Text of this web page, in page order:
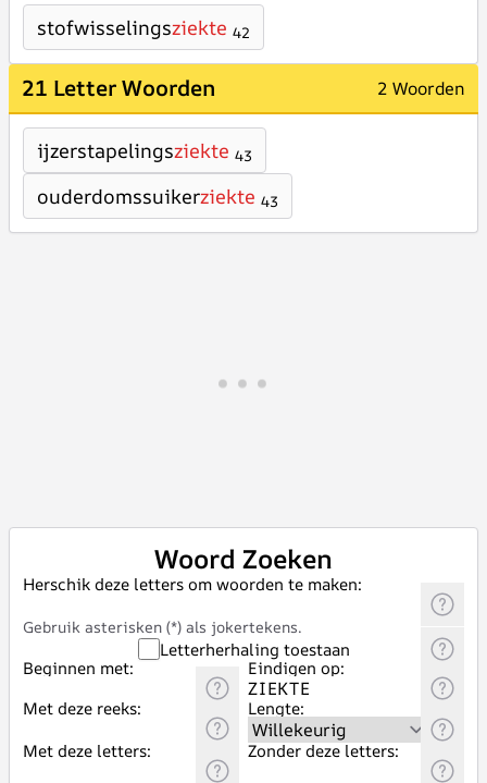
stofwisselingsziekte 42
21 Letter Woorden 2 Woorden
ijzerstapelingsziekte 43
ouderdomssuikerziekte 43
Woord Zoeken
Herschik deze letters om woorden te maken:
Gebruik asterisken (*) als jokertekens.
Letterherhaling toestaan
Beginnen met:
Eindigen op:
Met deze reeks:
Lengte:
Met deze letters:
Zonder deze letters: